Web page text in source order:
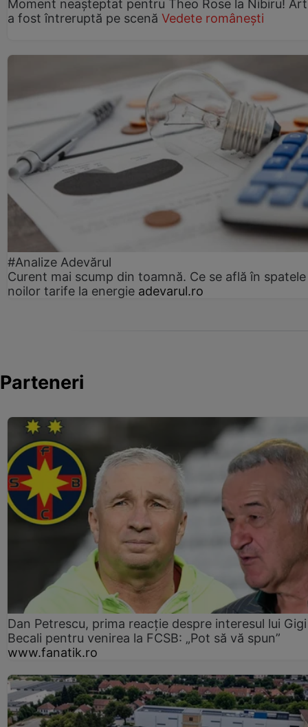
Moment neașteptat pentru Theo Rose la Nibiru!
a fost întreruptă pe scenă Vedete românești
#Analize Adevărul
Curent mai scump din toamnă. Ce se află în spatele
noilor tarife la energie adevarul.ro
Parteneri
Dan Petrescu, prima reacție despre interesul lui Gigi
Becali pentru venirea la FCSB: „Pot să vă spun”
www.fanatik.ro